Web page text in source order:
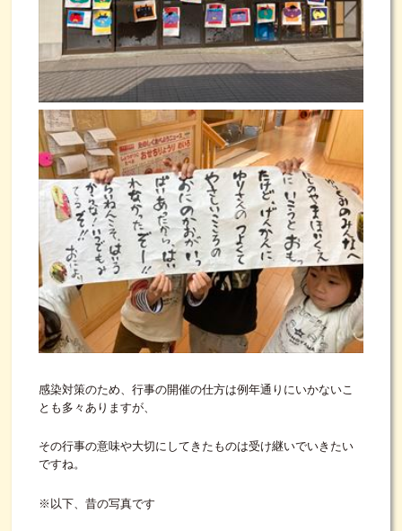
感染対策のため、行事の開催の仕方は例年通りにいかないこ
とも多々ありますが、
その行事の意味や大切にしてきたものは受け継いでいきたい
ですね。
※以下、昔の写真です